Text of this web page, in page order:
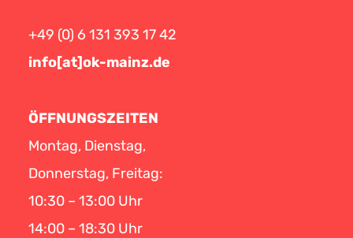
+49 (0) 6 131 393 17 42
info[at]ok-mainz.de
ÖFFNUNGSZEITEN
Montag, Dienstag,
Donnerstag, Freitag:
10:30 – 13:00 Uhr
14:00 – 18:30 Uhr